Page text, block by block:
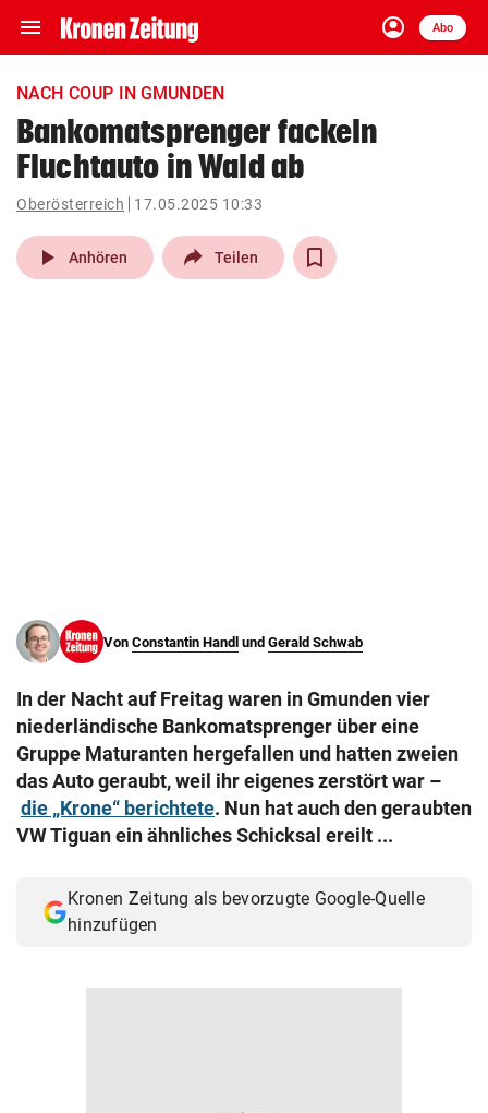
menu Navigation
ein-/ausklappen
account_circle
Anmelden
Abo
close Schließen
account_circle Anmelden
pin_drop
Wien arrow_right
NACH COUP IN GMUNDEN
Bankomatsprenger fackeln
Fluchtauto in Wald ab
Oberösterreich 17.05.2025 10:33
play_arrow Anhören Teilen
Von Constantin Handl und Gerald Schwab
In der Nacht auf Freitag waren in Gmunden vier
niederländische Bankomatsprenger über eine
Gruppe Maturanten hergefallen und hatten zweien
das Auto geraubt, weil ihr eigenes zerstört war –
die „Krone“ berichtete. Nun hat auch den geraubten
VW Tiguan ein ähnliches Schicksal ereilt ...
Kronen Zeitung als bevorzugte Google-Quelle
hinzufügen